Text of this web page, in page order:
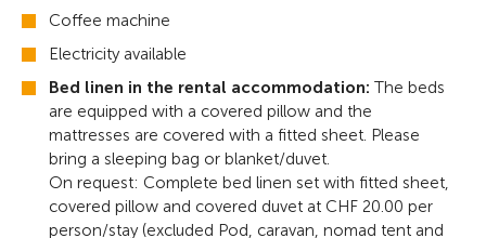
Coffee machine
Electricity available
Bed linen in the rental accommodation: The beds
are equipped with a covered pillow and the
mattresses are covered with a fitted sheet. Please
bring a sleeping bag or blanket/duvet.
On request: Complete bed linen set with fitted sheet,
covered pillow and covered duvet at CHF 20.00 per
person/stay (excluded Pod, caravan, nomad tent and